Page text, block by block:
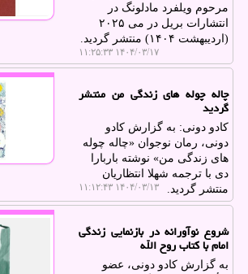
مرحوم ویلفرد مادلونگ در
انتشارات بریل در می ۲۰۲۵
(اردیبهشت ۱۴۰۴) منتشر گردید.
۱۴۰۴/۰۳/۱۷ ۱۱:۲۵:۳۳
چاله چوله های زندگی من منتشر
گردید
کادو دونی: به گزارش کادو
دونی، رمان نوجوان «چاله چوله
های زندگی من» نوشته باربارا
دی با ترجمه شهلا انتظاریان
منتشر گردید.
۱۴۰۴/۰۳/۱۳ ۱۱:۱۲:۴۳
شروع نوآورانه در بازنمایی زندگی
امام با کتاب روح الله
به گزارش کادو دونی، عضو